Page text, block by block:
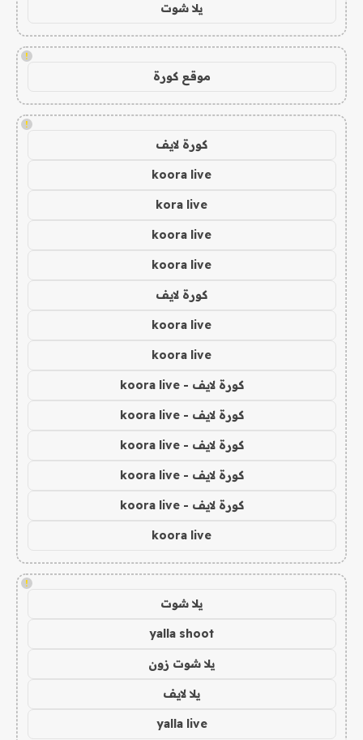
يلا شوت
!
موقع كورة
!
كورة لايف
koora live
kora live
koora live
koora live
كورة لايف
koora live
koora live
كورة لايف - koora live
كورة لايف - koora live
كورة لايف - koora live
كورة لايف - koora live
كورة لايف - koora live
koora live
!
يلا شوت
yalla shoot
يلا شوت زون
يلا لايف
yalla live